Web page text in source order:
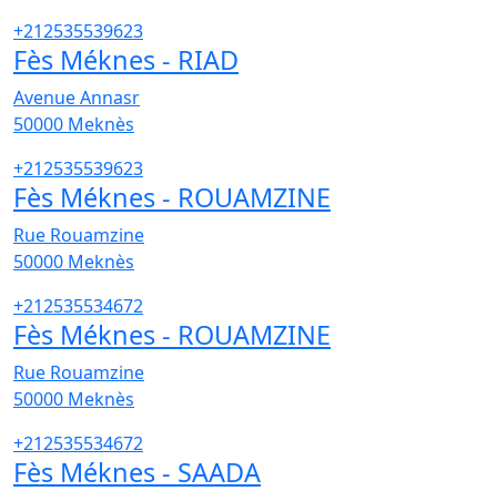
+212535539623
Fès Méknes - RIAD
Avenue Annasr
50000 Meknès
+212535539623
Fès Méknes - ROUAMZINE
Rue Rouamzine
50000 Meknès
+212535534672
Fès Méknes - ROUAMZINE
Rue Rouamzine
50000 Meknès
+212535534672
Fès Méknes - SAADA